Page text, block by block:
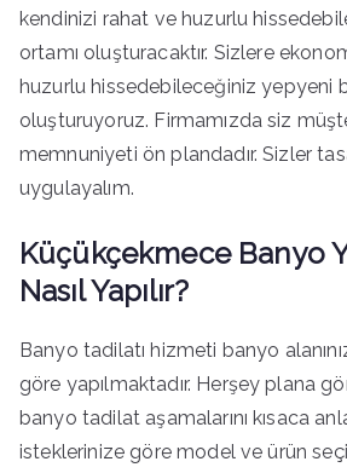
kendinizi rahat ve huzurlu
ortamı oluşturacaktır. Sizlere
huzurlu hissedebileceğiniz yepyeni
oluşturuyoruz. Firmamızda siz
memnuniyeti ön plandadır. Sizler
uygulayalım.
Küçükçekmece Banyo
Nasıl Yapılır?
Banyo tadilatı hizmeti banyo
göre yapılmaktadır. Herşey plana
banyo tadilat aşamalarını kısaca
isteklerinize göre model ve ürün